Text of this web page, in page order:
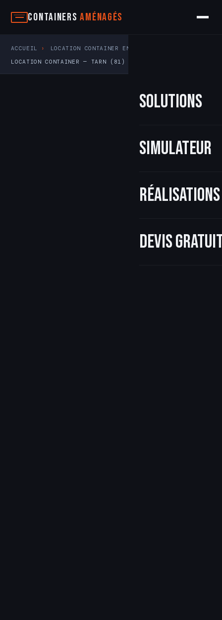
Containers Aménagés
Solutions
Simulateur
Réalisations
Devis
ACCUEIL › LOCATION CONTAINER EN OCCITANIE
LOCATION CONTAINER — TARN (81)